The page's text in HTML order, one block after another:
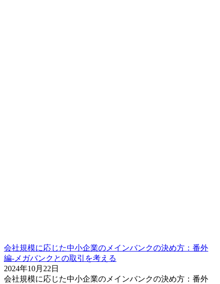
会社規模に応じた中小企業のメインバンクの決め方：番外
編-メガバンクとの取引を考える
2024年10月22日
会社規模に応じた中小企業のメインバンクの決め方：番外